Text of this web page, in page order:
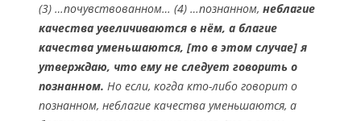
(3) …почувствованном… (4) …познанном, неблагие
качества увеличиваются в нём, а благие
качества уменьшаются, [то в этом случае] я
утверждаю, что ему не следует говорить о
познанном. Но если, когда кто-либо говорит о
познанном, неблагие качества уменьшаются, а